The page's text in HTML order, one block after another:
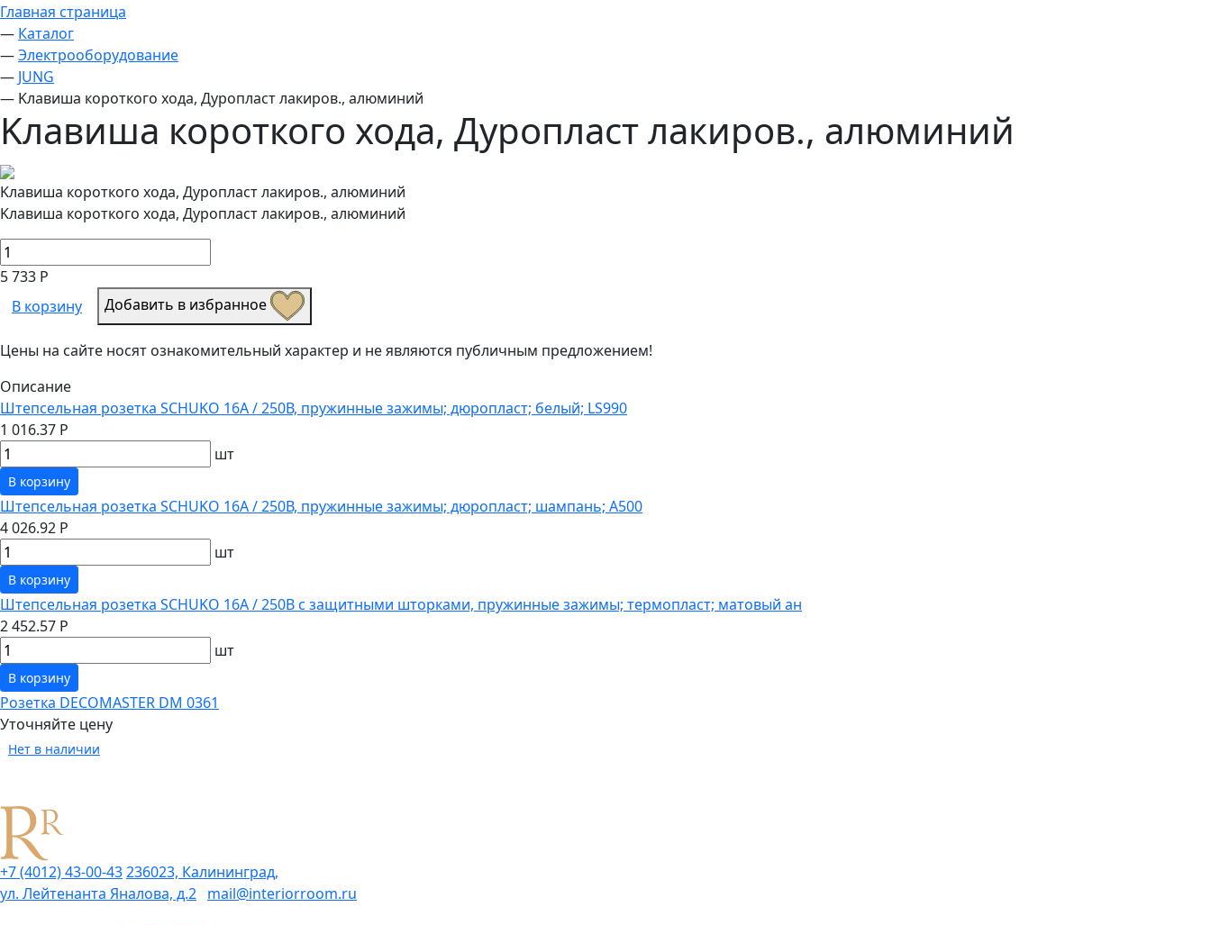
Главная страница
— Каталог
—Электрооборудование
— JUNG
— Kлавиша короткого хода, Дуропласт лакиров., алюминий
Kлавиша короткого хода, Дуропласт лакиров., алюминий
Kлавиша короткого хода, Дуропласт лакиров., алюминий
Kлавиша короткого хода, Дуропласт лакиров., алюминий
5 733 Р
В корзину
Добавить в избранное
Цены на сайте носят ознакомительный характер и не являются публичным предложением!
Описание
Штепсельная розетка SCHUKO 16А / 250В, пружинные зажимы; дюропласт; белый; LS990
1 016.37 Р
шт
В корзину
Штепсельная розетка SCHUKO 16А / 250В, пружинные зажимы; дюропласт; шампань; A500
4 026.92 Р
шт
В корзину
Штепсельная розетка SCHUKO 16А / 250В с защитными шторками, пружинные зажимы; термопласт; матовый ан
2 452.57 Р
шт
В корзину
Розетка DECOMASTER DM 0361
Уточняйте цену
Нет в наличии
+7 (4012) 43-00-43236023, Калининград,
ул. Лейтенанта Яналова, д.2 mail@interiorroom.ru